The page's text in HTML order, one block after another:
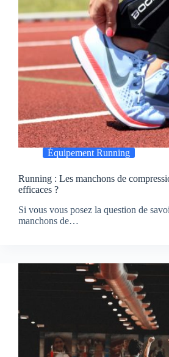
Équipement Running
Running : Les manchons de
efficaces ?
Si vous vous posez la question de
manchons de…